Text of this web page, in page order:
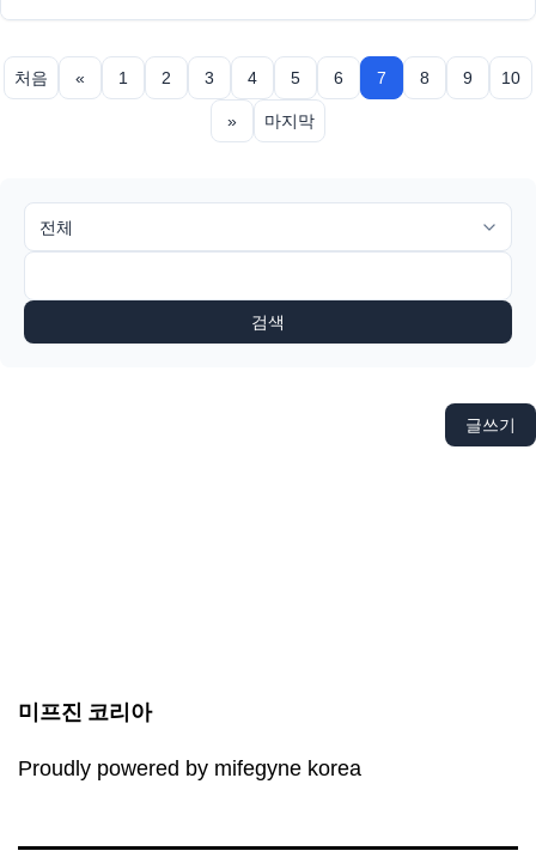
처음 « 1 2 3 4 5 6 7 8 9 10
» 마지막
검색
글쓰기
미프진 코리아
Proudly powered by mifegyne korea